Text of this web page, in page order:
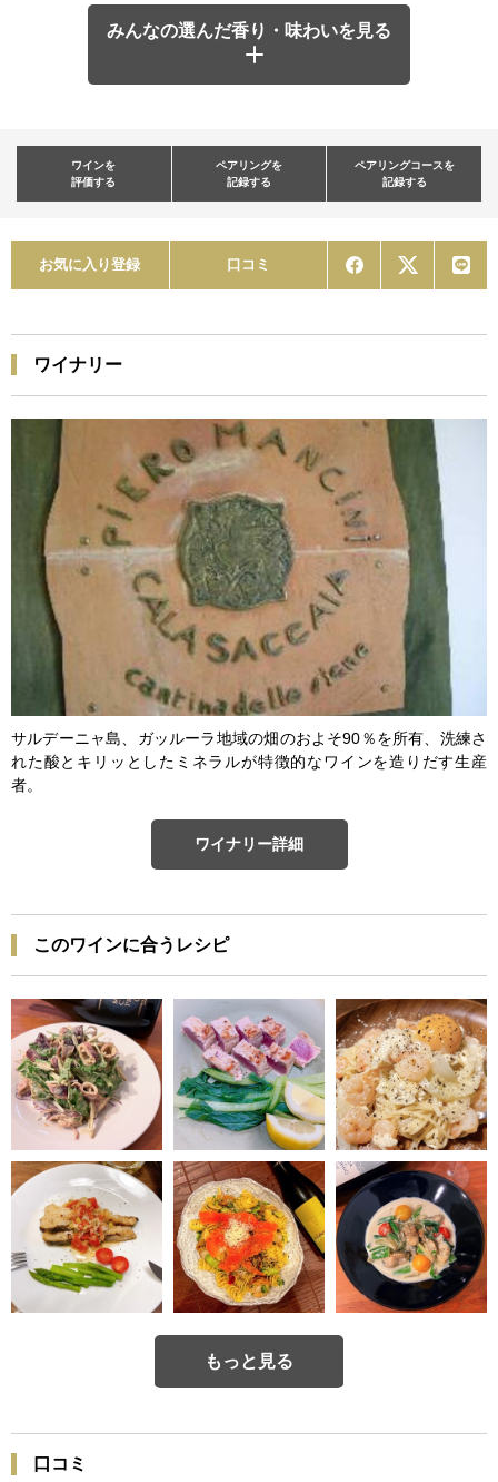
みんなの選んだ香り・味わいを見る
ワインを
評価する
ペアリングを
記録する
ペアリングコースを
記録する
お気に入り登録 口コミ
ワイナリー
サルデーニャ島、ガッルーラ地域の畑のおよそ90％を所有、洗練さ
れた酸とキリッとしたミネラルが特徴的なワインを造りだす生産
者。
ワイナリー詳細
このワインに合うレシピ
もっと見る
口コミ